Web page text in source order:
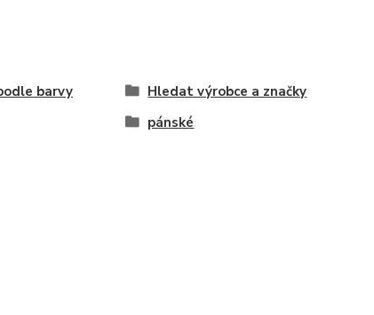
barvy
Hledat výrobce a značky
pánské